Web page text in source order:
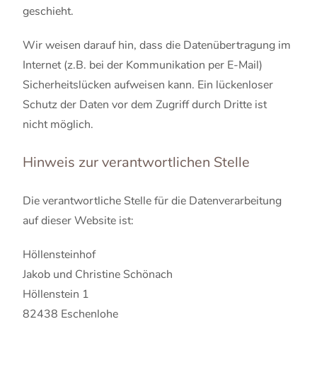
geschieht.
Wir weisen darauf hin, dass die Datenübertragung im
Internet (z.B. bei der Kommunikation per E-Mail)
Sicherheitslücken aufweisen kann. Ein lückenloser
Schutz der Daten vor dem Zugriff durch Dritte ist
nicht möglich.
Hinweis zur verantwortlichen Stelle
Die verantwortliche Stelle für die Datenverarbeitung
auf dieser Website ist:
Höllensteinhof
Jakob und Christine Schönach
Höllenstein 1
82438 Eschenlohe